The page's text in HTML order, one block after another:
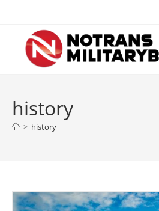
content
history
> history